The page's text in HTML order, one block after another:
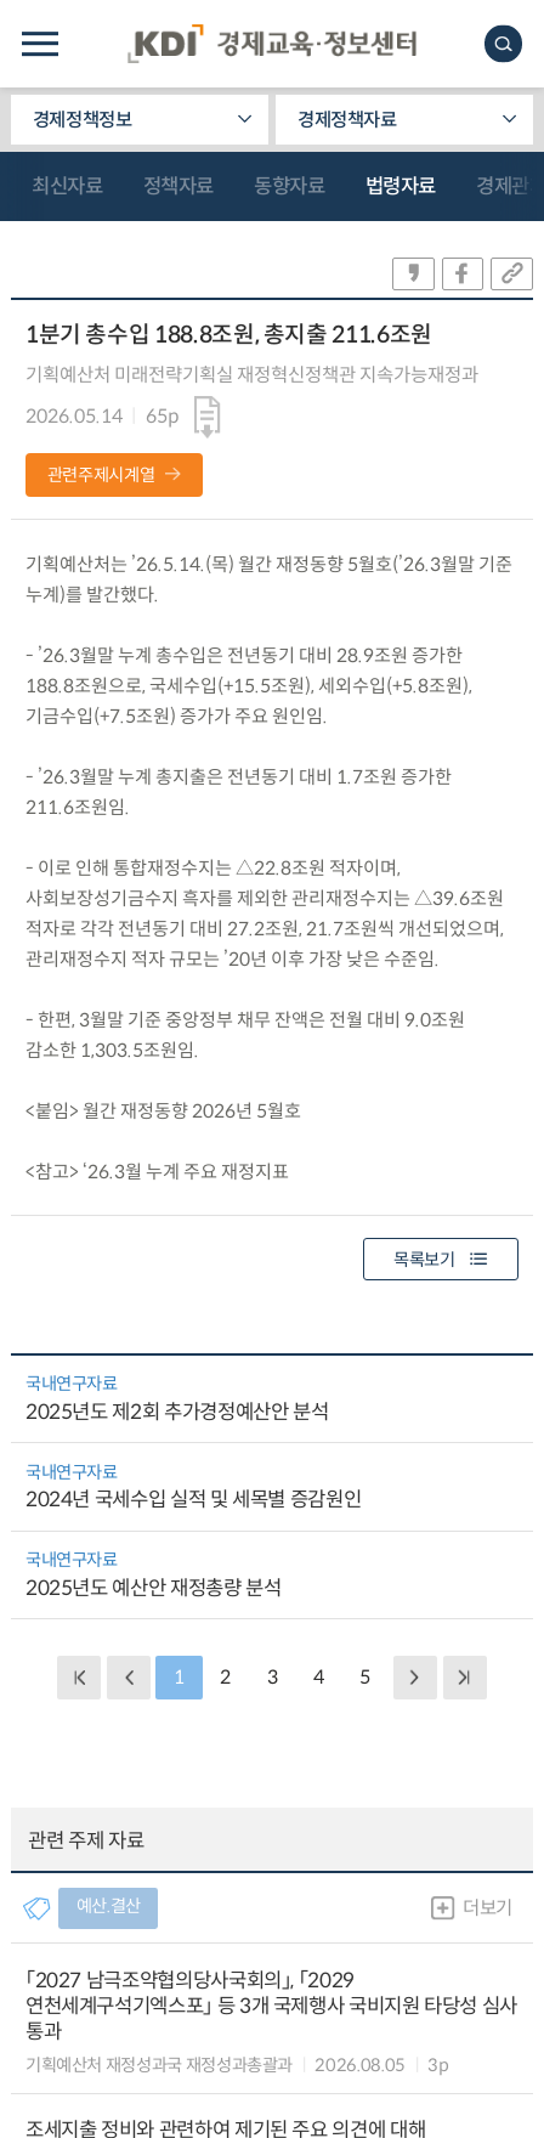
경제정책정보 경제정책자료
최신자료 정책자료 동향자료 법령자료 경제관
1분기 총수입 188.8조원, 총지출 211.6조원
기획예산처 미래전략기획실 재정혁신정책관 지속가능재정과
2026.05.14
65p
관련주제시계열
기획예산처는 ’26.5.14.(목) 월간 재정동향 5월호(’26.3월말 기준
누계)를 발간했다.
- ’26.3월말 누계 총수입은 전년동기 대비 28.9조원 증가한
188.8조원으로, 국세수입(+15.5조원), 세외수입(+5.8조원),
기금수입(+7.5조원) 증가가 주요 원인임.
- ’26.3월말 누계 총지출은 전년동기 대비 1.7조원 증가한
211.6조원임.
- 이로 인해 통합재정수지는 △22.8조원 적자이며,
사회보장성기금수지 흑자를 제외한 관리재정수지는 △39.6조원
적자로 각각 전년동기 대비 27.2조원, 21.7조원씩 개선되었으며,
관리재정수지 적자 규모는 ’20년 이후 가장 낮은 수준임.
- 한편, 3월말 기준 중앙정부 채무 잔액은 전월 대비 9.0조원
감소한 1,303.5조원임.
<붙임> 월간 재정동향 2026년 5월호
<참고> ‘26.3월 누계 주요 재정지표
목록보기
국내연구자료
2025년도 제2회 추가경정예산안 분석
국내연구자료
2024년 국세수입 실적 및 세목별 증감원인
국내연구자료
2025년도 예산안 재정총량 분석
1 2 3 4 5
관련 주제 자료
예산.결산 더보기
「2027 남극조약협의당사국회의」, 「2029
연천세계구석기엑스포」 등 3개 국제행사 국비지원 타당성 심사
통과
기획예산처 재정성과국 재정성과총괄과 2026.08.05 3p
조세지출 정비와 관련하여 제기된 주요 의견에 대해